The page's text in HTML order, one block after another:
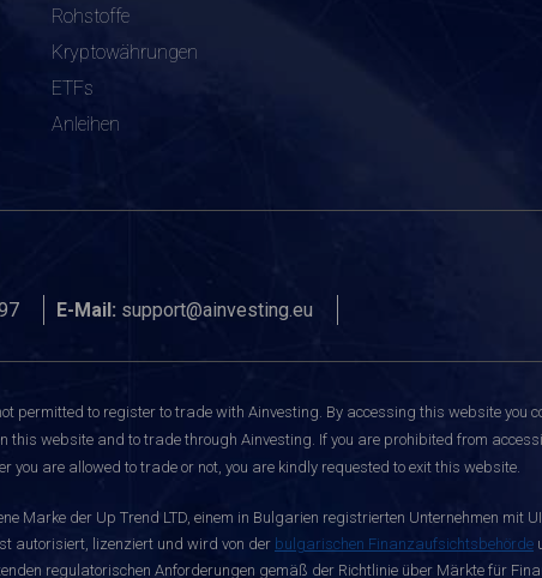
Rohstoffe
Kryptowährungen
ETFs
Anleihen
E-Mail: support@ainvesting.eu
permitted to register to trade with Ainvesting. By accessing this website you
this website and to trade through Ainvesting. If you are prohibited from
you are allowed to trade or not, you are kindly requested to exit this website.
Marke der Up Trend LTD, einem in Bulgarien registrierten Unternehmen mit
autorisiert, lizenziert und wird von der bulgarischen Finanzaufsichtsbehörde
regulatorischen Anforderungen gemäß der Richtlinie über Märkte für